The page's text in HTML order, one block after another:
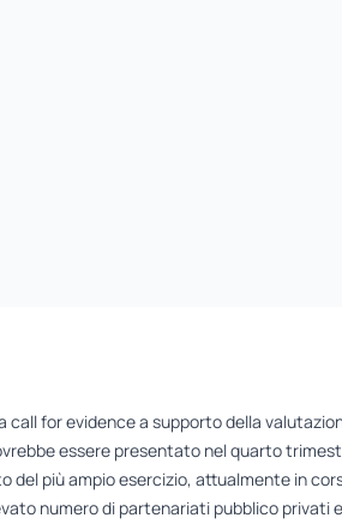
call for evidencea supporto della
essere presentato nel quarto
del più ampio esercizio, attualmente in
numero di partenariati pubblico